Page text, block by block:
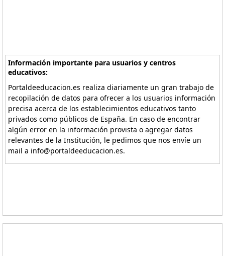
Información importante para usuarios y centros
educativos:
Portaldeeducacion.es realiza diariamente un gran trabajo de
recopilación de datos para ofrecer a los usuarios información
precisa acerca de los establecimientos educativos tanto
privados como públicos de España. En caso de encontrar
algún error en la información provista o agregar datos
relevantes de la Institución, le pedimos que nos envíe un
mail a info@portaldeeducacion.es.